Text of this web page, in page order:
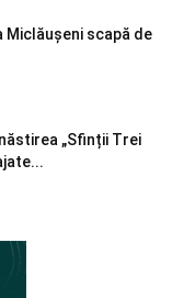
scapă de
„Sfinții Trei